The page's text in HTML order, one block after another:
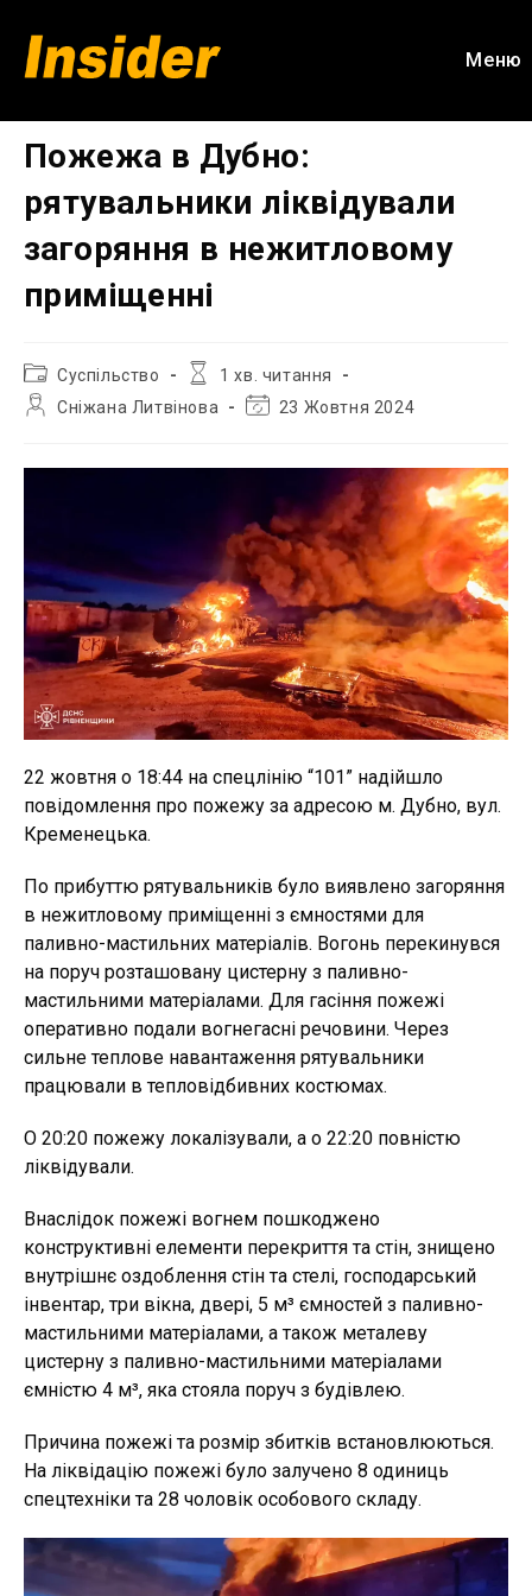
вмісту
Меню
Пожежа в Дубно:
рятувальники ліквідували
загоряння в нежитловому
приміщенні
Категорія
запису:
Суспільство
Час
читання:
1 хв. читання
АвторСніжана Литвінова
Остання23 Жовтня 2024
22 жовтня о 18:44 на спецлінію “101” надійшло
повідомлення про пожежу за адресою м. Дубно, вул.
Кременецька.
По прибуттю рятувальників було виявлено загоряння
в нежитловому приміщенні з ємностями для
паливно-мастильних матеріалів. Вогонь перекинувся
на поруч розташовану цистерну з паливно-
мастильними матеріалами. Для гасіння пожежі
оперативно подали вогнегасні речовини. Через
сильне теплове навантаження рятувальники
працювали в тепловідбивних костюмах.
О 20:20 пожежу локалізували, а о 22:20 повністю
ліквідували.
Внаслідок пожежі вогнем пошкоджено
конструктивні елементи перекриття та стін, знищено
внутрішнє оздоблення стін та стелі, господарський
інвентар, три вікна, двері, 5 м³ ємностей з паливно-
мастильними матеріалами, а також металеву
цистерну з паливно-мастильними матеріалами
ємністю 4 м³, яка стояла поруч з будівлею.
Причина пожежі та розмір збитків встановлюються.
На ліквідацію пожежі було залучено 8 одиниць
спецтехніки та 28 чоловік особового складу.